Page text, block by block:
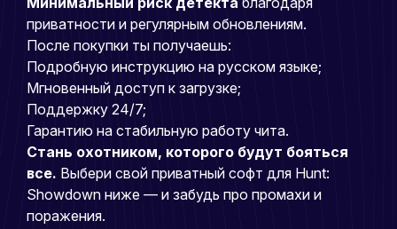
приватности и регулярным обновлениям.
После покупки ты получаешь:
Подробную инструкцию на русском языке;
Мгновенный доступ к загрузке;
Поддержку 24/7;
Гарантию на стабильную работу чита.
Стань охотником, которого будут бояться
все. Выбери свой приватный софт для Hunt:
Showdown ниже — и забудь про промахи и
поражения.